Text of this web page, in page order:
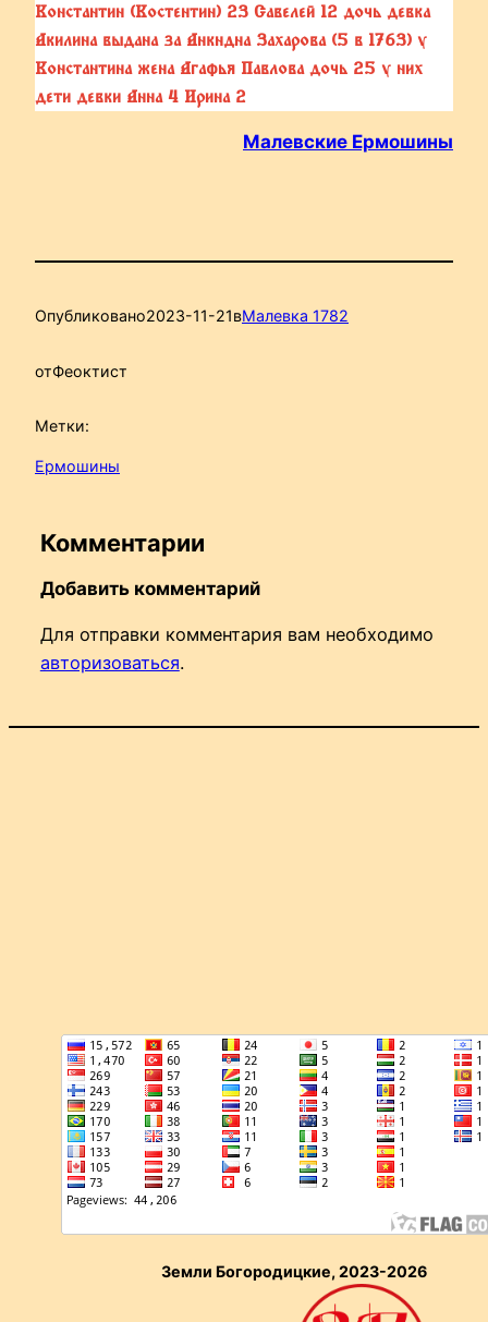
Константин (Костентин) 23 Савелей 12 дочь девка
Акилина выдана за Анкндна Захарова (5 в 1763) у
Константина жена Агафья Павлова дочь 25 у них
дети девки Анна 4 Ирина 2
Малевские Ермошины
Опубликовано2023-11-21вМалевка 1782
отФеоктист
Метки:
Ермошины
Комментарии
Добавить комментарий
Для отправки комментария вам необходимо
авторизоваться.
Земли Богородицкие, 2023-2026